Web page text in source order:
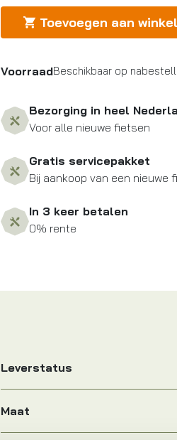
Toevoegen aan
VoorraadBeschikbaar op
Bezorging in heel
Voor alle nieuwe fietsen
Gratis servicepakket
Bij aankoop van een nieuwe
In 3 keer betalen
0% rente
Leverstatus
Maat